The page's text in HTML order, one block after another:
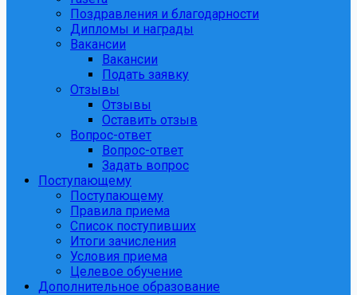
Поздравления и благодарности
Дипломы и награды
Вакансии
Вакансии
Подать заявку
Отзывы
Отзывы
Оставить отзыв
Вопрос-ответ
Вопрос-ответ
Задать вопрос
Поступающему
Поступающему
Правила приема
Список поступивших
Итоги зачисления
Условия приема
Целевое обучение
Дополнительное образование